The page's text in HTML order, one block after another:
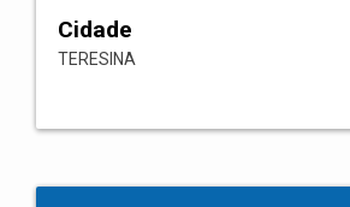
Cidade
TERESINA